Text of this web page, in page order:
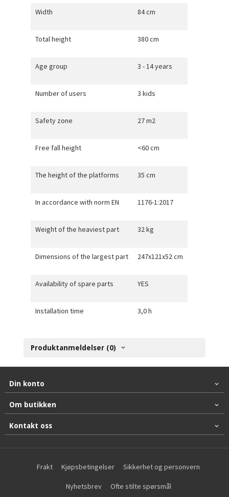
Width 84 cm
Total height 380 cm
Age group 3 - 14 years
Number of users 3 kids
Safety zone 27 m2
Free fall height <60 cm
The height of the platforms 35 cm
In accordance with norm EN 1176-1:2017
Weight of the heaviest part 32 kg
Dimensions of the largest part 247x121x52 cm
Availability of spare parts YES
Installation time 3,0 h
Produktanmeldelser (0)
Din konto
Om butikken
Kontakt oss
Frakt Kjøpsbetingelser Sikkerhet og personvern
Nyhetsbrev Ofte stilte spørsmål